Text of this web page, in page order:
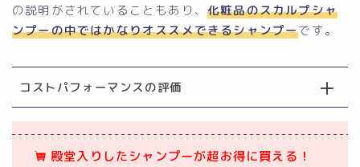
の説明がされていることもあり、 化粧品のスカルプシャ
ンプーの中ではかなりオススメできるシャンプーです。
コストパフォーマンスの評価
殿堂入りしたシャンプーが超お得に買える！